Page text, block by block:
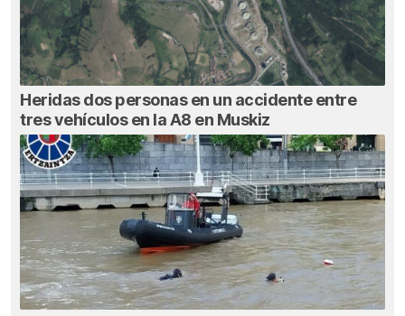
Heridas dos personas en un accidente entre
tres vehículos en la A8 en Muskiz